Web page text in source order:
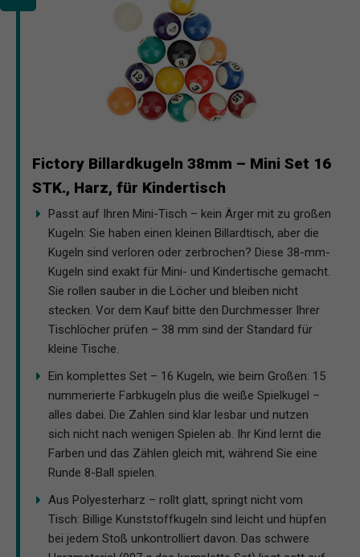
Fictory Billardkugeln 38mm – Mini Set 16
STK., Harz, für Kindertisch
Passt auf Ihren Mini-Tisch – kein Ärger mit zu großen
Kugeln: Sie haben einen kleinen Billardtisch, aber die
Kugeln sind verloren oder zerbrochen? Diese 38-mm-
Kugeln sind exakt für Mini- und Kindertische gemacht.
Sie rollen sauber in die Löcher und bleiben nicht
stecken. Vor dem Kauf bitte den Durchmesser Ihrer
Tischlöcher prüfen – 38 mm sind der Standard für
kleine Tische.
Ein komplettes Set – 16 Kugeln, wie beim Großen: 15
nummerierte Farbkugeln plus die weiße Spielkugel –
alles dabei. Die Zahlen sind klar lesbar und nutzen
sich nicht nach wenigen Spielen ab. Ihr Kind lernt die
Farben und das Zählen gleich mit, während Sie eine
Runde 8-Ball spielen.
Aus Polyesterharz – rollt glatt, springt nicht vom
Tisch: Billige Kunststoffkugeln sind leicht und hüpfen
bei jedem Stoß unkontrolliert davon. Das schwere